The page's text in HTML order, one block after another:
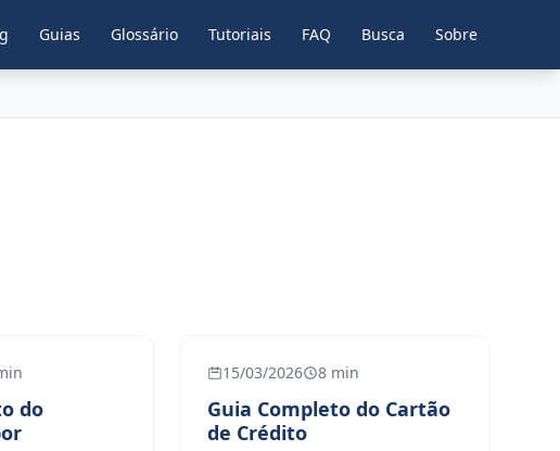
Guias Glossário Tutoriais FAQ Busca Sobre
do
15/03/2026 8 min
Guia Completo do Cartão
de Crédito